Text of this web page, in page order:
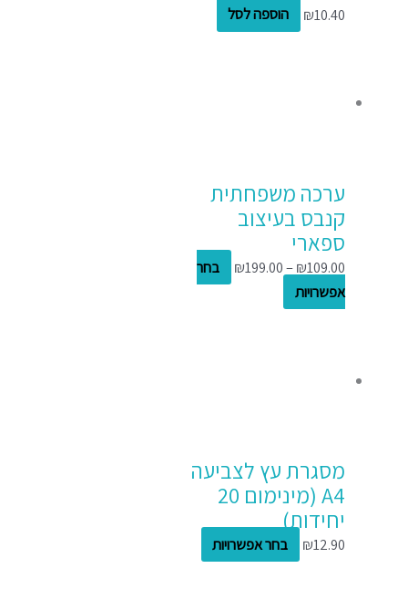
₪10.40 הוספה לסל
ערכה משפחתית
קנבס בעיצוב
ספארי
₪109.00
–
₪199.00
בחר
אפשרויות
מסגרת עץ לצביעה
A4 (מינימום 20
יחידות)
₪12.90 בחר אפשרויות